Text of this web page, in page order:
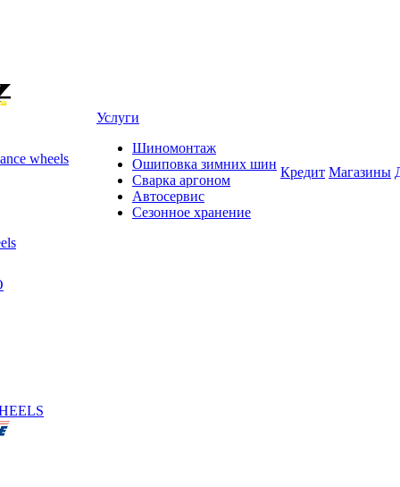
wheels
Услуги
Шиномонтаж
Ошиповка зимних шин
Сварка аргоном
Автосервис
Сезонное хранение
Кредит Магазины